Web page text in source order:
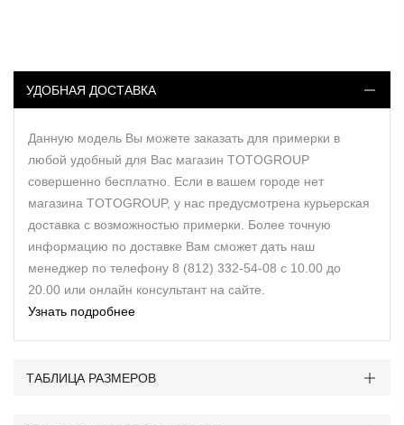
УДОБНАЯ ДОСТАВКА
Данную модель Вы можете заказать для примерки в
любой удобный для Вас магазин TOTOGROUP
совершенно бесплатно. Если в вашем городе нет
магазина TOTOGROUP, у нас предусмотрена курьерская
доставка с возможностью примерки. Более точную
информацию по доставке Вам сможет дать наш
менеджер по телефону 8 (812) 332-54-08 с 10.00 до
20.00 или онлайн консультант на сайте.
Узнать подробнее
ТАБЛИЦА РАЗМЕРОВ